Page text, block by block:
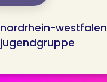
westfalen